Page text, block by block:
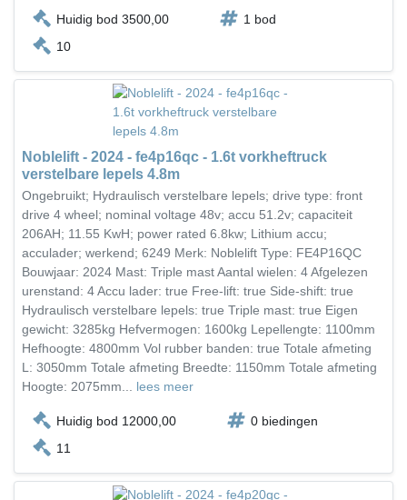
Huidig bod 3500,00
1 bod
10
Noblelift - 2024 - fe4p16qc - 1.6t vorkheftruck
verstelbare lepels 4.8m
Ongebruikt; Hydraulisch verstelbare lepels; drive type: front
drive 4 wheel; nominal voltage 48v; accu 51.2v; capaciteit
206AH; 11.55 KwH; power rated 6.8kw; Lithium accu;
acculader; werkend; 6249 Merk: Noblelift Type: FE4P16QC
Bouwjaar: 2024 Mast: Triple mast Aantal wielen: 4 Afgelezen
urenstand: 4 Accu lader: true Free-lift: true Side-shift: true
Hydraulisch verstelbare lepels: true Triple mast: true Eigen
gewicht: 3285kg Hefvermogen: 1600kg Lepellengte: 1100mm
Hefhoogte: 4800mm Vol rubber banden: true Totale afmeting
L: 3050mm Totale afmeting Breedte: 1150mm Totale afmeting
Hoogte: 2075mm... lees meer
Huidig bod 12000,00
0 biedingen
11